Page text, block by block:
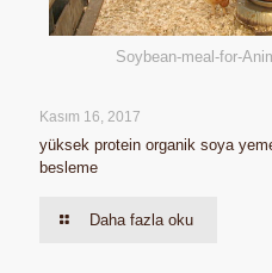
Soybean-meal-for-
Kasım 16, 2017
yüksek protein organik soya
besleme
Daha fazla oku